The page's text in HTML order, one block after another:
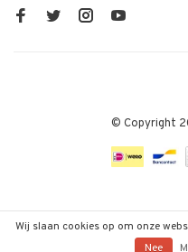
© Copyright
Wij slaan cookies op om onze
Nee